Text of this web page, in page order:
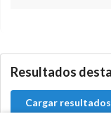
Resultados
Cargar